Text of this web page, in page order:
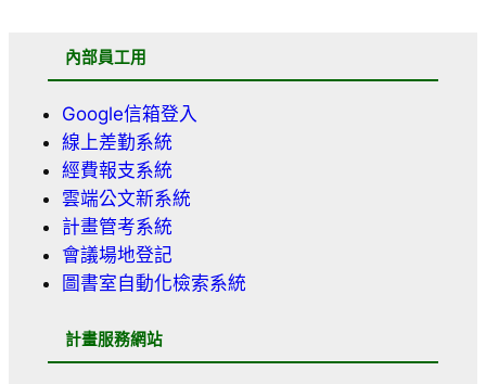
內部員工用
Google信箱登入
線上差勤系統
經費報支系統
雲端公文新系統
計畫管考系統
會議場地登記
圖書室自動化檢索系統
計畫服務網站